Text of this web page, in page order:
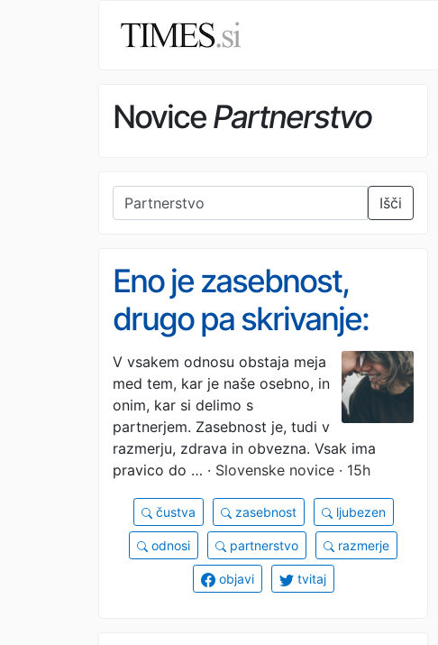
NovicePartnerstvo
Išči
Eno je zasebnost,
drugo pa skrivanje:
kako prepoznati, da
partner nekaj
prikriva?
V vsakem odnosu obstaja meja
med tem, kar je naše osebno, in
onim, kar si delimo s
partnerjem. Zasebnost je, tudi v
razmerju, zdrava in obvezna. Vsak ima
pravico do … · Slovenske novice · 15h
čustva zasebnost ljubezen
odnosi partnerstvo razmerje
objavi tvitaj